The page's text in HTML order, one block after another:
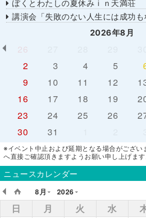
ぼくとわたしの夏休みｉｎ天満荘
講演会「失敗のない人生には成功もない
2026年8月
26
2
3 4 5
9
10 11 12
16
17 18 19
23
24 25 26
30
31
※イベント中止および延期となる場合がござい
へ直接ご確認頂きますようお願い申し上げます
ニュースカレンダー
8月
2026
日 月 火 水